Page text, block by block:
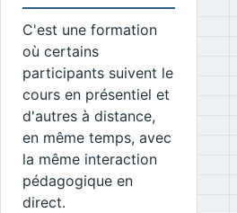
C'est une formation
où certains
participants suivent le
cours en présentiel et
d'autres à distance,
en même temps, avec
la même interaction
pédagogique en
direct.